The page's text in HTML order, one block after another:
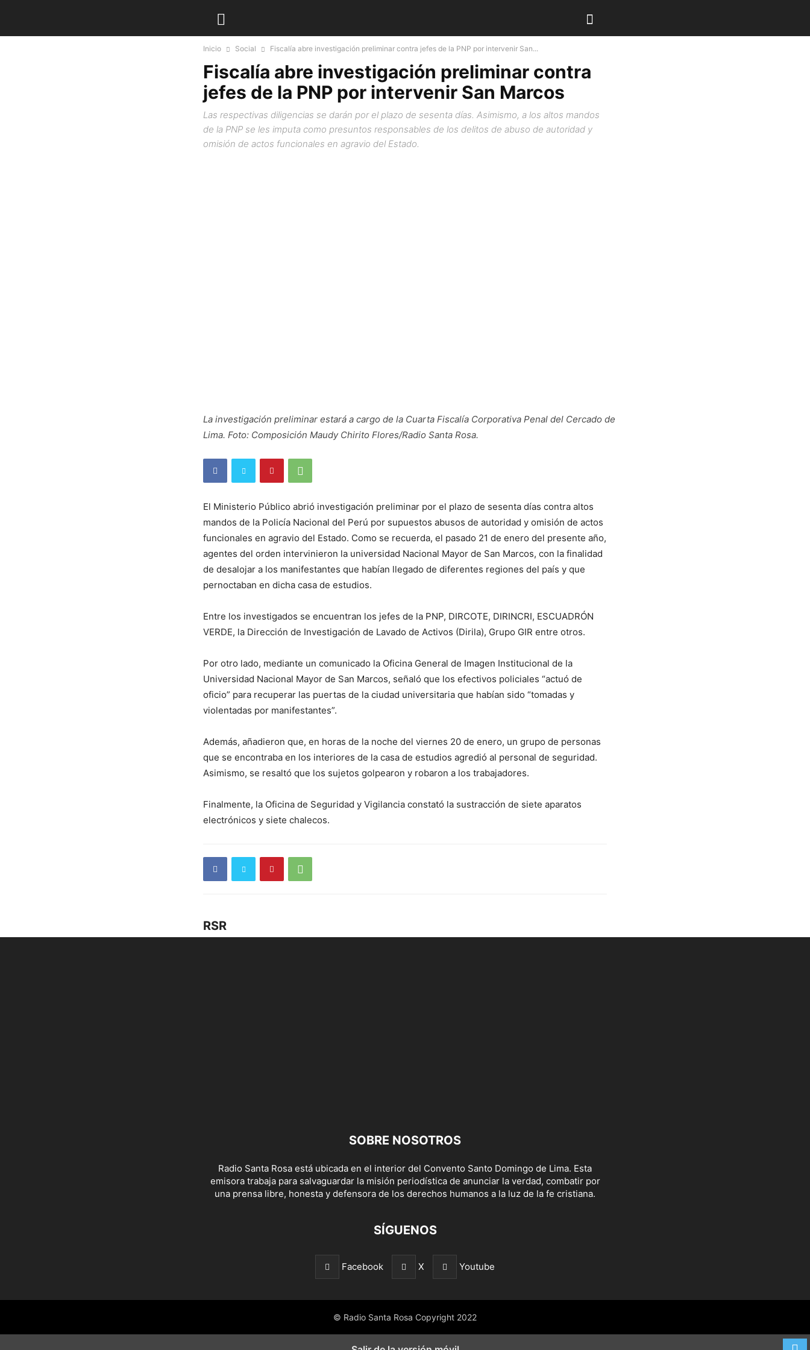
Inicio Social Fiscalía abre investigación preliminar contra jefes de la PNP por intervenir San...
Fiscalía abre investigación preliminar contra
jefes de la PNP por intervenir San Marcos
Las respectivas diligencias se darán por el plazo de sesenta días. Asimismo, a los altos mandos
de la PNP se les imputa como presuntos responsables de los delitos de abuso de autoridad y
omisión de actos funcionales en agravio del Estado.
La investigación preliminar estará a cargo de la Cuarta Fiscalía Corporativa Penal del Cercado de
Lima. Foto: Composición Maudy Chirito Flores/Radio Santa Rosa.
El Ministerio Público abrió investigación preliminar por el plazo de sesenta días contra altos
mandos de la Policía Nacional del Perú por supuestos abusos de autoridad y omisión de actos
funcionales en agravio del Estado. Como se recuerda, el pasado 21 de enero del presente año,
agentes del orden intervinieron la universidad Nacional Mayor de San Marcos, con la finalidad
de desalojar a los manifestantes que habían llegado de diferentes regiones del país y que
pernoctaban en dicha casa de estudios.
Entre los investigados se encuentran los jefes de la PNP, DIRCOTE, DIRINCRI, ESCUADRÓN
VERDE, la Dirección de Investigación de Lavado de Activos (Dirila), Grupo GIR entre otros.
Por otro lado, mediante un comunicado la Oficina General de Imagen Institucional de la
Universidad Nacional Mayor de San Marcos, señaló que los efectivos policiales “actuó de
oficio” para recuperar las puertas de la ciudad universitaria que habían sido “tomadas y
violentadas por manifestantes”.
Además, añadieron que, en horas de la noche del viernes 20 de enero, un grupo de personas
que se encontraba en los interiores de la casa de estudios agredió al personal de seguridad.
Asimismo, se resaltó que los sujetos golpearon y robaron a los trabajadores.
Finalmente, la Oficina de Seguridad y Vigilancia constató la sustracción de siete aparatos
electrónicos y siete chalecos.
RSR
SOBRE NOSOTROS
Radio Santa Rosa está ubicada en el interior del Convento Santo Domingo de Lima. Esta
emisora trabaja para salvaguardar la misión periodística de anunciar la verdad, combatir por
una prensa libre, honesta y defensora de los derechos humanos a la luz de la fe cristiana.
SÍGUENOS
Facebook X Youtube
© Radio Santa Rosa Copyright 2022